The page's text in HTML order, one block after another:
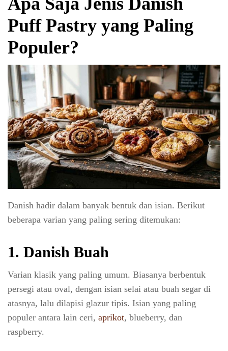
Puff Pastry yang Paling
Populer?
Danish hadir dalam banyak bentuk dan isian. Berikut
beberapa varian yang paling sering ditemukan:
1. Danish Buah
Varian klasik yang paling umum. Biasanya berbentuk
persegi atau oval, dengan isian selai atau buah segar di
atasnya, lalu dilapisi glazur tipis. Isian yang paling
populer antara lain ceri, aprikot, blueberry, dan
raspberry.